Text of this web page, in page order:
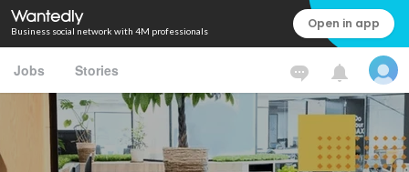
Business social network with 4M professionals Open in app
Jobs Stories